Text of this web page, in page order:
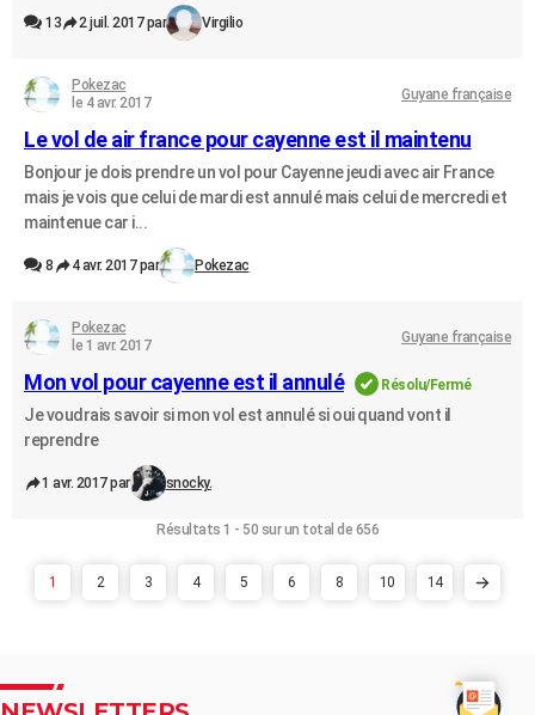
13 2 juil. 2017 par Virgilio
Pokezac
le 4 avr. 2017
Guyane française
Le vol de air france pour cayenne est il maintenu
Bonjour je dois prendre un vol pour Cayenne jeudi avec air France
mais je vois que celui de mardi est annulé mais celui de mercredi et
maintenue car i...
8 4 avr. 2017 par Pokezac
Pokezac
le 1 avr. 2017
Guyane française
Mon vol pour cayenne est il annulé Résolu/Fermé
Je voudrais savoir si mon vol est annulé si oui​ quand vont il
reprendre
1 avr. 2017 par snocky.
Résultats 1 - 50 sur un total de 656
1 2 3 4 5 6 8 10 14